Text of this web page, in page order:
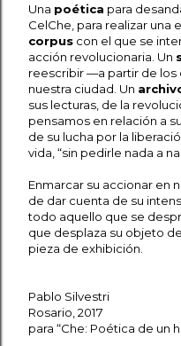
Una poética para
CelChe, para realizar
corpus con el que se
acción revolucionaria. Un
reescribir —a partir de los
nuestra ciudad. Un
sus lecturas, de la
pensamos en relación a
de su lucha por la
vida, “sin pedirle nada a
Enmarcar su accionar en
de dar cuenta de su
todo aquello que se
que desplaza su objeto
pieza de exhibición.
Pablo Silvestri
Rosario, 2017
para “Che: Poética de un